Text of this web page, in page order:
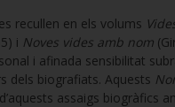
recullen en els volums
i Noves vides amb nom
i afinada sensibilitat
dels biografiats. Aquests
assaigs biogràfics